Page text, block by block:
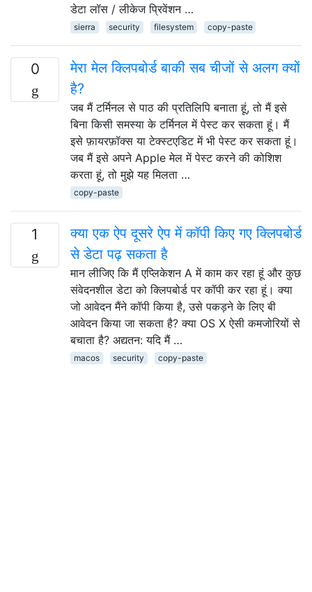
डेटा लॉस / लीकेज प्रिवेंशन …
sierra security filesystem copy-paste
0
मेरा मेल क्लिपबोर्ड बाकी सब चीजों से अलग क्यों
है?
जब मैं टर्मिनल से पाठ की प्रतिलिपि बनाता हूं, तो मैं इसे
बिना किसी समस्या के टर्मिनल में पेस्ट कर सकता हूं। मैं
इसे फ़ायरफ़ॉक्स या टेक्स्टएडिट में भी पेस्ट कर सकता हूं।
जब मैं इसे अपने Apple मेल में पेस्ट करने की कोशिश
करता हूं, तो मुझे यह मिलता …
copy-paste
1
क्या एक ऐप दूसरे ऐप में कॉपी किए गए क्लिपबोर्ड
से डेटा पढ़ सकता है
मान लीजिए कि मैं एप्लिकेशन A में काम कर रहा हूं और कुछ
संवेदनशील डेटा को क्लिपबोर्ड पर कॉपी कर रहा हूं। क्या
जो आवेदन मैंने कॉपी किया है, उसे पकड़ने के लिए बी
आवेदन किया जा सकता है? क्या OS X ऐसी कमजोरियों से
बचाता है? अद्यतन: यदि मैं …
macos security copy-paste